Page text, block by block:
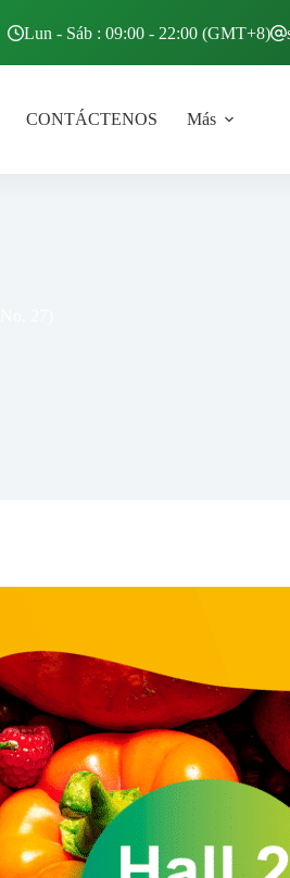
Lun - Sáb : 09:00 - 22:00 (GMT+8)
CONTÁCTENOS Más